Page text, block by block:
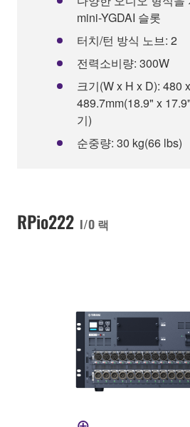
mini-YGDAI 슬롯
터치/턴 방식 노브: 2
전력소비량: 300W
크기(W x H x D): 480
489.7mm(18.9" x
기)
순중량: 30 kg(66 lbs)
RPio222 I/O 랙